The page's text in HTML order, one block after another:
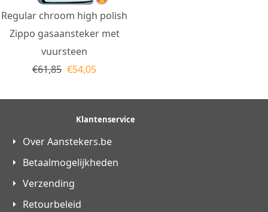
Regular chroom high polish
Zippo gasaansteker met
vuursteen
€61,85 €54,05
Klantenservice
Over Aanstekers.be
Betaalmogelijkheden
Verzending
Retourbeleid